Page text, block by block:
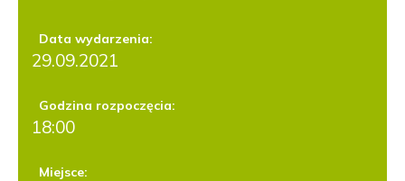
Data wydarzenia:
29.09.2021
Godzina rozpoczęcia:
18:00
Miejsce: